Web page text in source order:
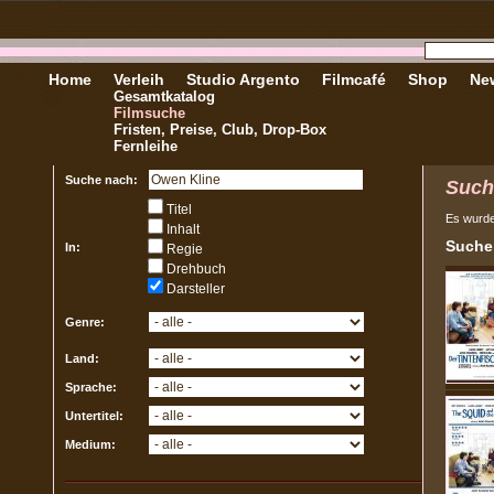
Home Verleih
Gesamtkatalog
Filmsuche
Fristen, Preise, Club, Drop-Box
Fernleihe
Studio Argento Filmcafé Shop
Suche nach:
In:
Titel
Inhalt
Regie
Drehbuch
Darsteller
Genre:
Land:
Sprache:
Untertitel:
Medium:
Es